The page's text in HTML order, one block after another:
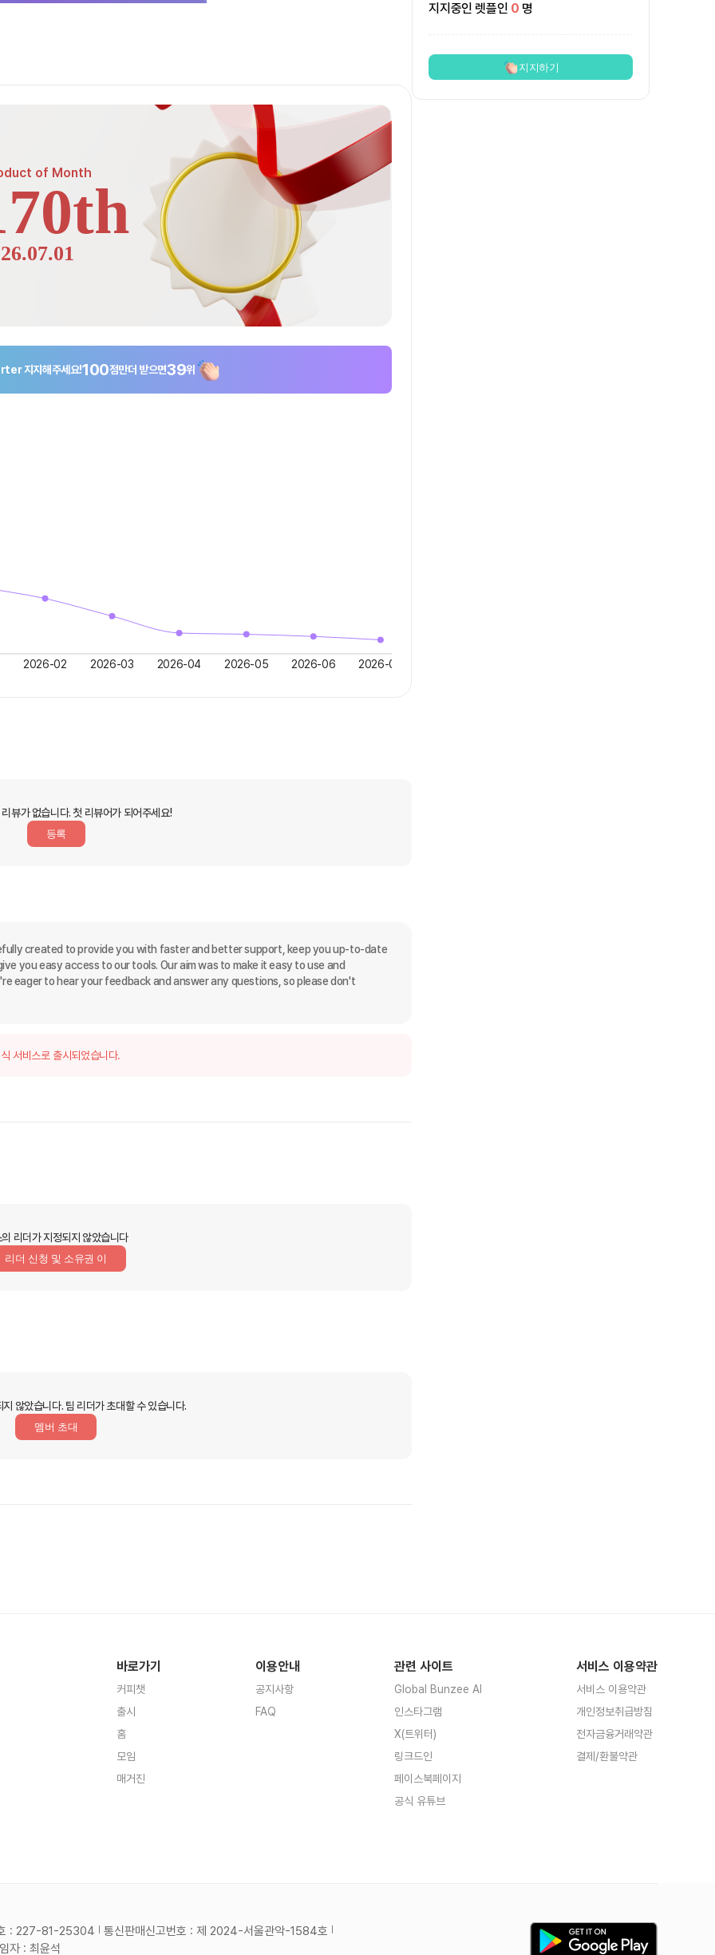
of Month
26.07.01
지지해주세요!100점만더 받으면39위
2026-02 2026-03 2026-04 2026-05 2026-06 2026-07
뷰가 없습니다. 첫 리뷰어가 되어주세요!
등록
created to provide you with faster and better support, keep you up-to-date
you easy access to our tools. Our aim was to make it easy to use and
eager to hear your feedback and answer any questions, so please don't
서비스로 출시되었습니다.
리더가 지정되지 않았습니다
리더 신청 및 소유권 이
지 않았습니다. 팀 리더가 초대할 수 있습니다.
멤버 초대
지지중인 렛플인 0 명
지지하기
바로가기
커피챗
출시
홈
모임
매거진
이용안내
공지사항
FAQ
관련 사이트
Global Bunzee AI
인스타그램
X(트위터)
링크드인
페이스북페이지
공식 유튜브
서비스 이용약관
서비스 이용약관
개인정보취급방침
전자금융거래약관
결제/환불약관
: 227-81-25304
통신판매신고번호 : 제 2024-서울관악-1584호
자 : 최윤석